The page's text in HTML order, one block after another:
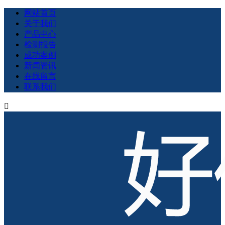
网站首页
关于我们
产品中心
检测报告
成功案例
新闻资讯
在线留言
联系我们
